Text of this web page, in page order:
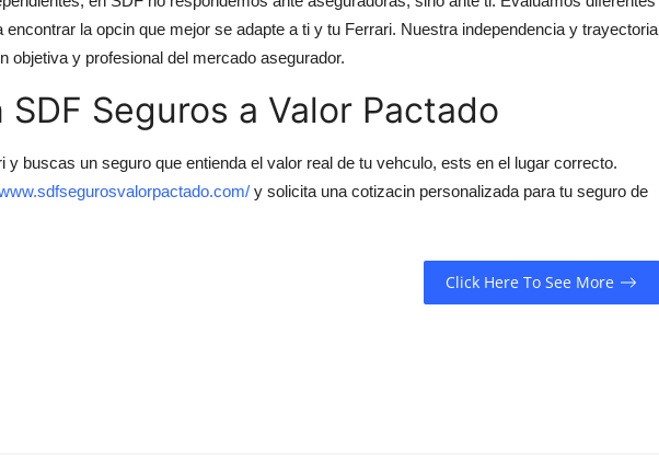
la opcin que mejor se adapte a ti y tu Ferrari. Nuestra independencia y trayectoria
objetiva y profesional del mercado asegurador.
Seguros a Valor Pactado
y buscas un seguro que entienda el valor real de tu vehculo, ests en el lugar correcto.
y solicita una cotizacin personalizada para tu seguro de
Click Here To See More